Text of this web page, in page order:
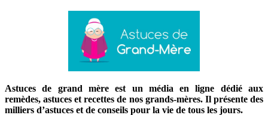
Astuces de grand mère est un média en ligne dédié aux
remèdes, astuces et recettes de nos grands-mères. Il présente des
milliers d’astuces et de conseils pour la vie de tous les jours.